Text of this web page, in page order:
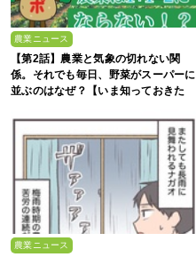
農業ニュース
【第2話】農業と気象の切れない関
係。それでも毎日、野菜がスーパーに
並ぶのはなぜ？【いま知っておきた
農業ニュース